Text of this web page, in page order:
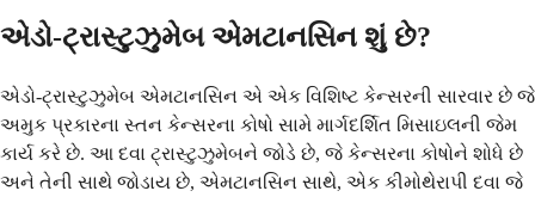
એડો-ટ્રાસ્ટુઝુમેબ એમટાનસિન શું છે?
એડો-ટ્રાસ્ટુઝુમેબ એમટાનસિન એ એક વિશિષ્ટ કેન્સરની સારવાર છે જે
અમુક પ્રકારના સ્તન કેન્સરના કોષો સામે માર્ગદર્શિત મિસાઇલની જેમ
કાર્ય કરે છે. આ દવા ટ્રાસ્ટુઝુમેબને જોડે છે, જે કેન્સરના કોષોને શોધે છે
અને તેની સાથે જોડાય છે, એમટાનસિન સાથે, એક કીમોથેરાપી દવા જે